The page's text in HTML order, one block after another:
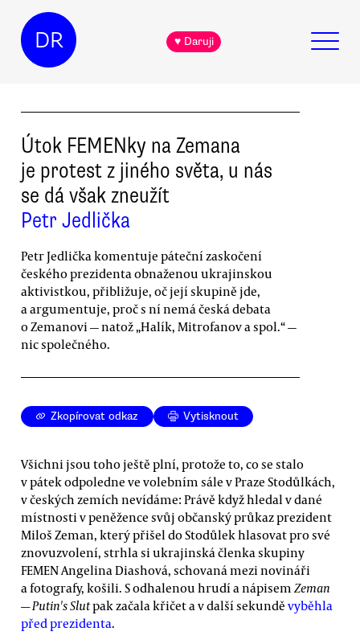
DR ♥ Daruji
Útok FEMENky na Zemana
je protest z jiného světa, u nás
se dá však zneužít
Petr Jedlička
Petr Jedlička komentuje páteční zaskočení
českého prezidenta obnaženou ukrajinskou
aktivistkou, přibližuje, oč její skupině jde,
a argumentuje, proč s ní nemá česká debata
o Zemanovi — natož „Halík, Mitrofanov a spol.“ —
nic společného.
Zkopírovat odkaz Vytisknout
Všichni jsou toho ještě plní, protože to, co se stalo
v pátek odpoledne ve volebním sále v Praze Stodůlkách,
v českých zemích nevídáme: Právě když hledal v dané
místnosti v peněžence svůj občanský průkaz prezident
Miloš Zeman, který přišel do Stodůlek hlasovat pro své
znovuzvolení, strhla si ukrajinská členka skupiny
FEMEN Angelina Diashová, schovaná mezi novináři
a fotografy, košili. S odhalenou hrudí a nápisem Zeman
— Putin's Slutpak začala křičet a v další sekundě vyběhla
před prezidenta.